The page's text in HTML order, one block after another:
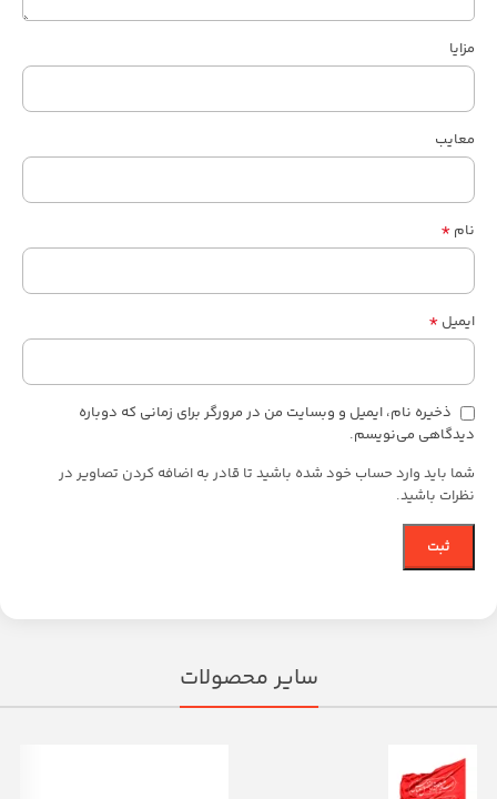
مزایا
معایب
نام *
ایمیل *
ذخیره نام، ایمیل و وبسایت من در مرورگر برای زمانی که دوباره
دیدگاهی می‌نویسم.
شما باید وارد حساب خود شده باشید تا قادر به اضافه کردن تصاویر در
نظرات باشید.
سایر محصولات